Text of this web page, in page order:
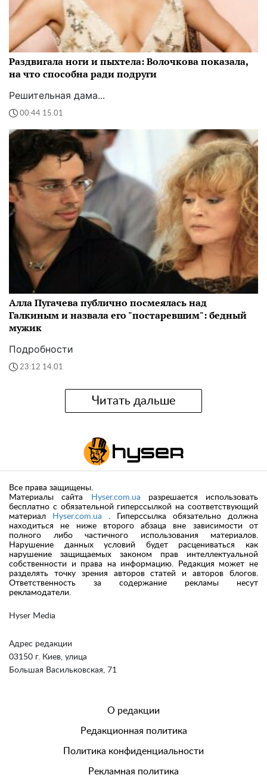
Раздвигала ноги и пыхтела: Волочкова показала,
на что способна ради подруги
Решительная дама...
00:44 15.01
Алла Пугачева публично посмеялась над
Галкиным и назвала его "постаревшим": бедный
мужик
Подробности
23:12 14.01
Читать дальше
Hyser Media
Адрес редакции
03150 г. Киев, улица
Большая Васильковская, 71
Все права защищены.
Материалы сайта
Hyser.com.ua разрешается использовать
бесплатно с обязательной гиперссылкой на соответствующий
материал
Hyser.com.ua . Гиперссылка обязательно должна
находиться не ниже второго абзаца вне зависимости от
полного либо частичного использования материалов.
Нарушение данных условий будет расцениваться как
нарушение защищаемых законом прав интеллектуальной
собственности и права на информацию. Редакция может не
разделять точку зрения авторов статей и авторов блогов.
Ответственность за содержание рекламы несут
рекламодатели.
О редакции
Редакционная политика
Политика конфиденциальности
Рекламная политика